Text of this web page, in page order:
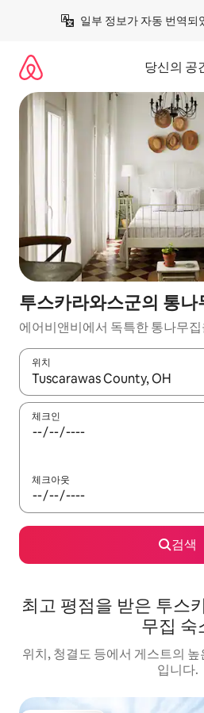
일부 정보가 자동 번역되
당신의 공
투스카라와스군의 통
에어비앤비에서 독특한 통나무
위치
결과가 나오면 위·아래 화살표 키
체크인
체크아웃
검색
최고 평점을 받은 투스
무집 숙
위치, 청결도 등에서 게스트의
입니다.